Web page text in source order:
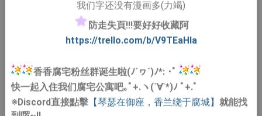
我们字还没有漫画多(力竭)
防走失頁!!!要好好收藏阿
https://trello.com/b/V9TEaHIa
香香腐宅粉丝群诞生啦(ﾉ´ヮ`)ﾉ*: ･ﾟ
快一起入住我们腐宅公寓吧｡ﾟ+.ヽ(´∀`*)ﾉ ﾟ+.ﾟ
※Discord直接點擊【琴瑟在御座，香兰绕于腐城】 就能找